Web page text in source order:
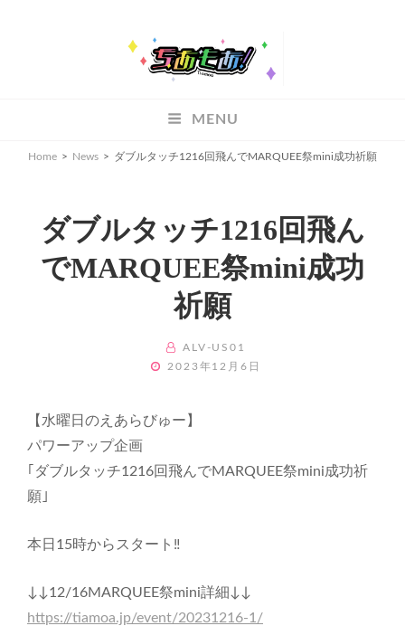
MENU
Home > News > ダブルタッチ1216回飛んでMARQUEE祭mini成功祈願
ダブルタッチ1216回飛ん
でMARQUEE祭mini成功
祈願
BY
ALV-US01
POSTED
2023年12月6日
【水曜日のえあらびゅー】
パワーアップ企画
｢ダブルタッチ1216回飛んでMARQUEE祭mini成功祈
願｣
本日15時からスタート‼️
↓↓12/16MARQUEE祭mini詳細↓↓
https://tiamoa.jp/event/20231216-1/